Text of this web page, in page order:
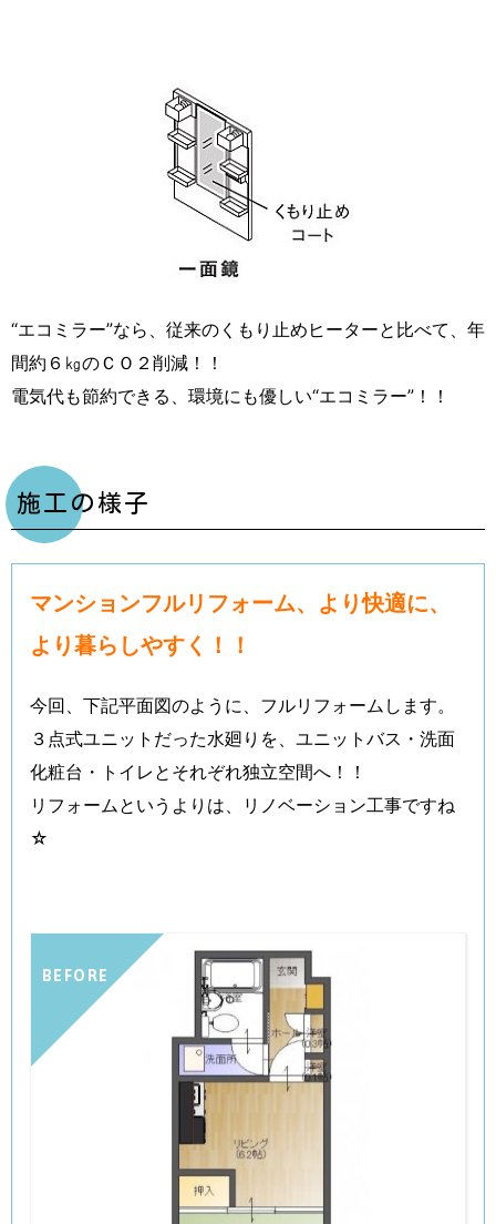
“エコミラー”なら、従来のくもり止めヒーターと比べて、年
間約６㎏のＣＯ２削減！！
電気代も節約できる、環境にも優しい“エコミラー”！！
施工の様子
マンションフルリフォーム、より快適に、
より暮らしやすく！！
今回、下記平面図のように、フルリフォームします。
３点式ユニットだった水廻りを、ユニットバス・洗面
化粧台・トイレとそれぞれ独立空間へ！！
リフォームというよりは、リノベーション工事ですね
☆
BEFORE